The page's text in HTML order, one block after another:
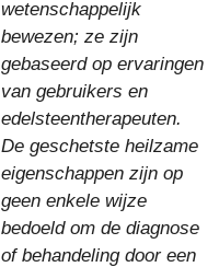
wetenschappelijk
bewezen; ze zijn
gebaseerd op ervaringen
van gebruikers en
edelsteentherapeuten.
De geschetste heilzame
eigenschappen zijn op
geen enkele wijze
bedoeld om de diagnose
of behandeling door een